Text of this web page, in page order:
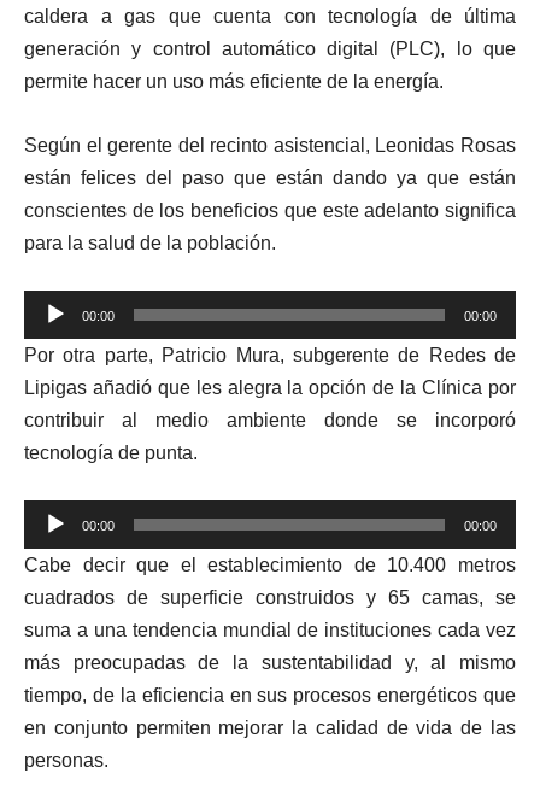
caldera a gas que cuenta con tecnología de última
generación y control automático digital (PLC), lo que
permite hacer un uso más eficiente de la energía.
Según el gerente del recinto asistencial, Leonidas Rosas
están felices del paso que están dando ya que están
conscientes de los beneficios que este adelanto significa
para la salud de la población.
Reproductor
de
audio
00:00 00:00
Por otra parte, Patricio Mura, subgerente de Redes de
Lipigas añadió que les alegra la opción de la Clínica por
contribuir al medio ambiente donde se incorporó
tecnología de punta.
Reproductor
de
audio
00:00 00:00
Cabe decir que el establecimiento de 10.400 metros
cuadrados de superficie construidos y 65 camas, se
suma a una tendencia mundial de instituciones cada vez
más preocupadas de la sustentabilidad y, al mismo
tiempo, de la eficiencia en sus procesos energéticos que
en conjunto permiten mejorar la calidad de vida de las
personas.